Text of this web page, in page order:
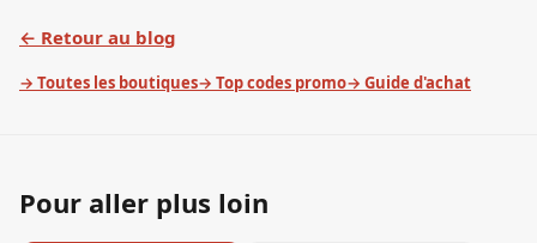
← Retour au blog
→ Toutes les boutiques→ Top codes promo→ Guide d'achat
Pour aller plus loin